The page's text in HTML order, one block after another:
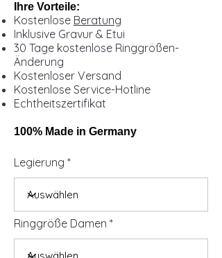
Ihre Vorteile:
Kostenlose Beratung
Inklusive Gravur & Etui
30 Tage kostenlose Ringgrößen-
Änderung
Kostenloser Versand
Kostenlose Service-Hotline
Echtheitszertifikat
100% Made in Germany
Legierung
Ringgröße Damen